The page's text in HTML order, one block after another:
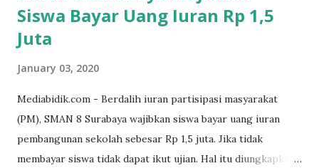
Siswa Bayar Uang Iuran Rp 1,5
Juta
January 03, 2020
Mediabidik.com - Berdalih iuran partisipasi masyarakat
(PM), SMAN 8 Surabaya wajibkan siswa bayar uang iuran
pembangunan sekolah sebesar Rp 1,5 juta. Jika tidak
membayar siswa tidak dapat ikut ujian. Hal itu diungkapkan